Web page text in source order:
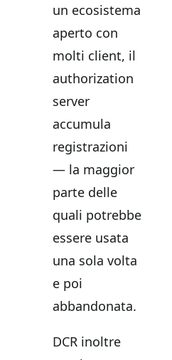
un ecosistema
aperto con
molti client, il
authorization
server
accumula
registrazioni
— la maggior
parte delle
quali potrebbe
essere usata
una sola volta
e poi
abbandonata.
DCR inoltre